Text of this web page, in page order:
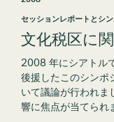
セッションレポートとシ
文化税区に
2008 年にシアトル
後援したこのシンポ
いて議論が行われま
響に焦点が当てられ